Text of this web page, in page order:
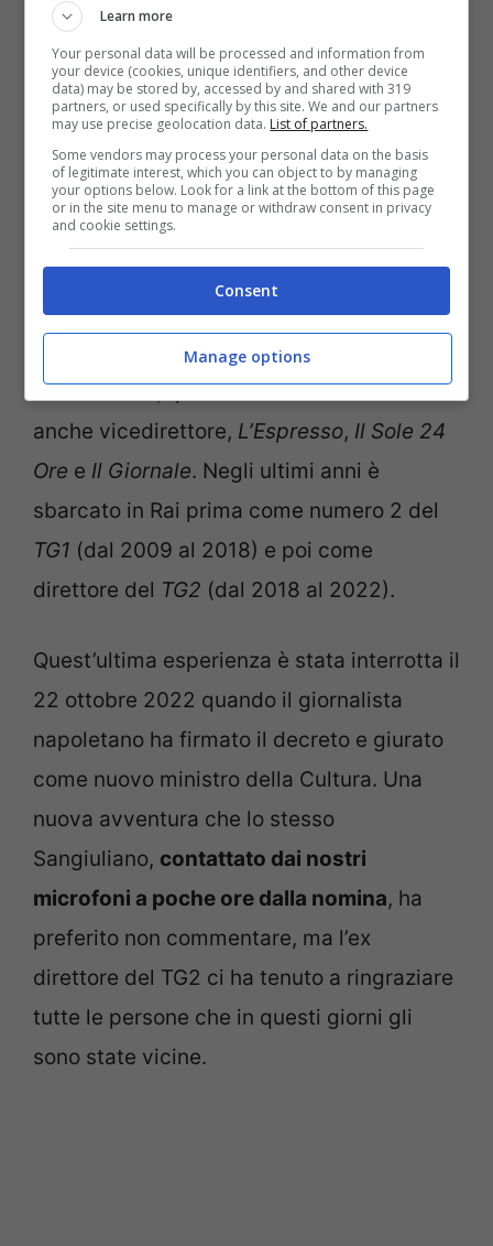
prime esperienze sono arrivate in alcuni
media locali. La svolta della sua carriera
c’è stata sicuramente negli anni ’90
quando ha iniziato le collaborazioni con
L’IndipendenteeRoma.
Una lunga esperienza nel mondo del
giornalista che l’ha portato a scrivere
anche per quotidiani di calibro nazionale
comeLibero, quotidiano che lo ha visto
anche vicedirettore, L’Espresso, Il Sole 24
Ore e Il Giornale. Negli ultimi anni è
sbarcato in Rai prima come numero 2 del
TG1 (dal 2009 al 2018) e poi come
direttore del TG2 (dal 2018 al 2022).
Quest’ultima esperienza è stata interrotta il
22 ottobre 2022 quando il giornalista
napoletano ha firmato il decreto e giurato
come nuovo ministro della Cultura. Una
nuova avventura che lo stesso
Sangiuliano, contattato dai nostri
microfoni a poche ore dalla nomina, ha
preferito non commentare, ma l’ex
direttore del TG2 ci ha tenuto a ringraziare
tutte le persone che in questi giorni gli
sono state vicine.
Learn more
Your personal data will be processed and information from
your device (cookies, unique identifiers, and other device
data) may be stored by, accessed by and shared with 319
partners, or used specifically by this site. We and our partners
may use precise geolocation data. List of partners.
Some vendors may process your personal data on the basis
of legitimate interest, which you can object to by managing
your options below. Look for a link at the bottom of this page
or in the site menu to manage or withdraw consent in privacy
and cookie settings.
Consent
Manage options